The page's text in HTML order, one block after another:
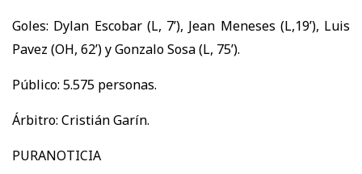
Goles: Dylan Escobar (L, 7’), Jean Meneses (L,19’), Luis
Pavez (OH, 62’) y Gonzalo Sosa (L, 75’).
Público: 5.575 personas.
Árbitro: Cristián Garín.
PURANOTICIA